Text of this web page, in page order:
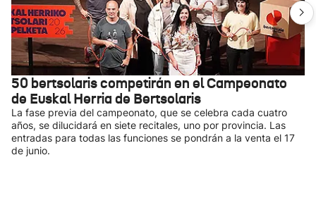
50 bertsolaris competirán en el Campeonato
de Euskal Herria de Bertsolaris
La fase previa del campeonato, que se celebra cada cuatro
años, se dilucidará en siete recitales, uno por provincia. Las
entradas para todas las funciones se pondrán a la venta el 17
de junio.